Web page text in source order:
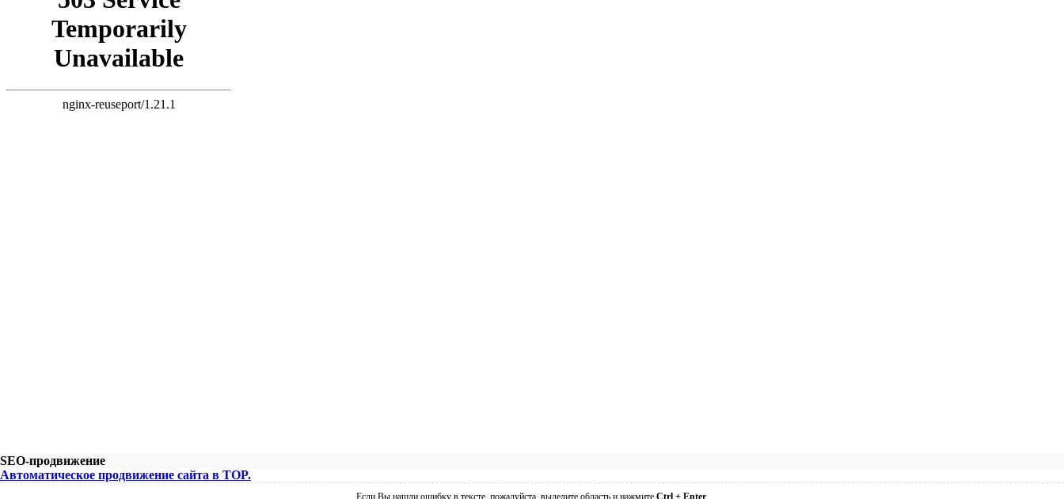
SEO-продвижение
Автоматическое продвижение сайта в TOP.
Если Вы нашли ошибку в тексте, пожалуйста, выделите область и нажмите Ctrl + Enter.